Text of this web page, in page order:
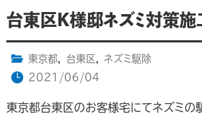
台東区K様邸ネズミ対策施
東京都, 台東区 ,
ネズミ駆除
2021/06/04
東京都台東区のお客様宅にてネズミの